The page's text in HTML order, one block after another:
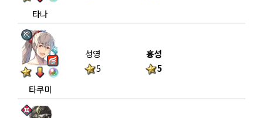
타나
타쿠미
성영
5
흉성
5